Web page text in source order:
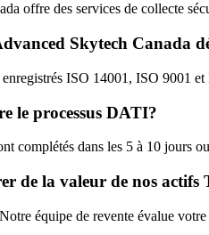
offre des services de collecte
Skytech Canada
ISO 14001, ISO 9001
le processus DATI?
complétés dans les 5 à 10 jours
de la valeur de nos actifs
équipe de revente évalue